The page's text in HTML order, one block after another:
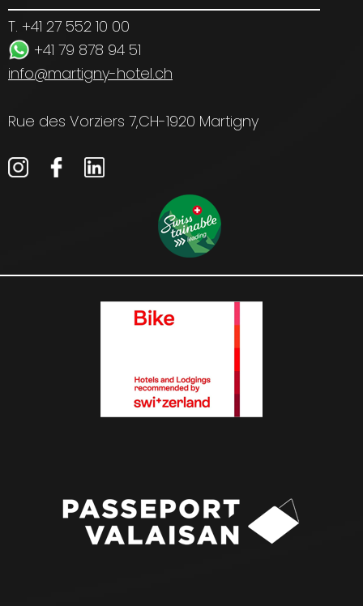
T. +41 27 552 10 00
+41 79 878 94 51
info@martigny-hotel.ch
Rue des Vorziers 7,CH-1920 Martigny